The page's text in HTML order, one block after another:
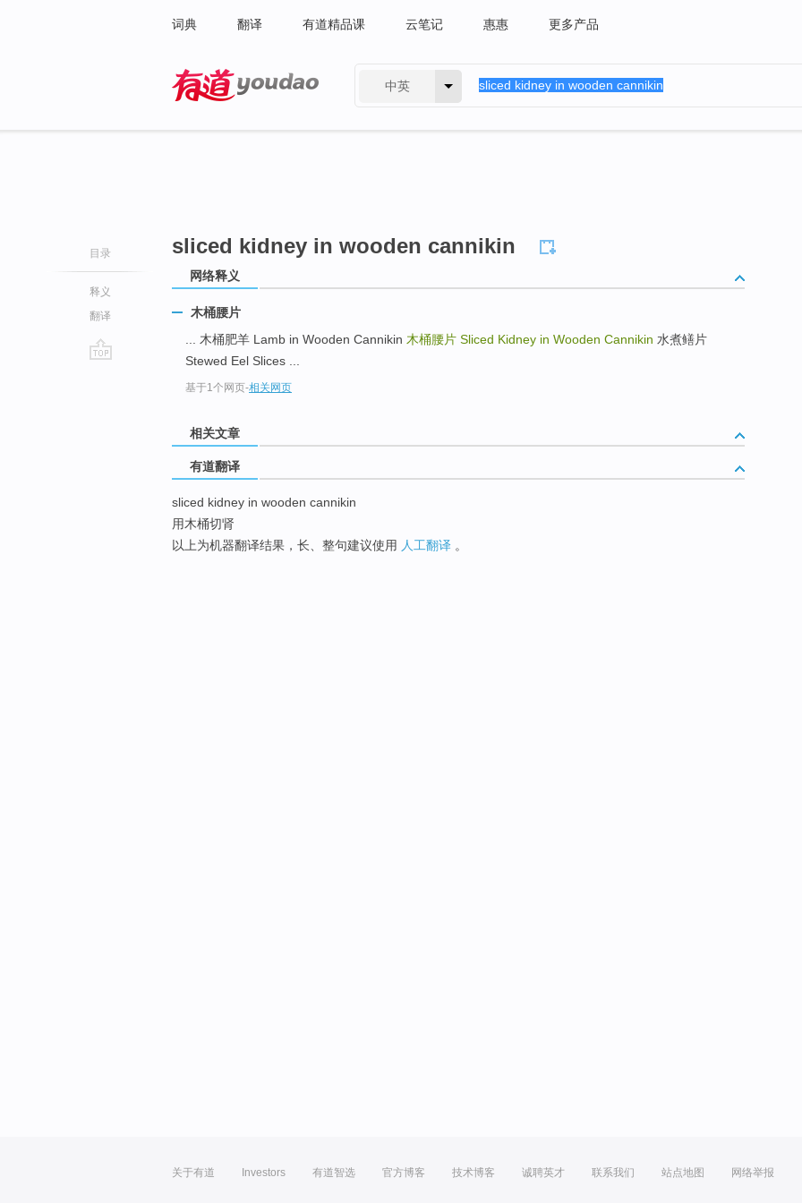
词典 翻译 有道精品课 云笔记 惠惠 更多产品
中英
目录
释义
翻译
sliced kidney in wooden cannikin
网络释义
木桶腰片
... 木桶肥羊 Lamb in Wooden Cannikin 木桶腰片 Sliced Kidney in Wooden Cannikin 水煮鳝片
Stewed Eel Slices ...
基于1个网页-相关网页
相关文章
有道翻译
sliced kidney in wooden cannikin
用木桶切肾
以上为机器翻译结果，长、整句建议使用 人工翻译 。
关于有道 Investors 有道智选 官方博客 技术博客 诚聘英才 联系我们 站点地图 网络举报